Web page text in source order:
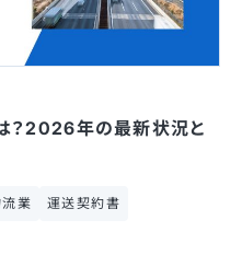
？2026年の最新状況と
業 運送契約書